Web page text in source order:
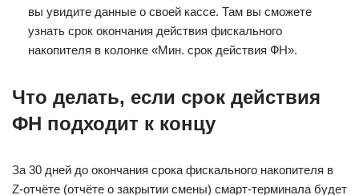
вы увидите данные о своей кассе. Там вы сможете
узнать срок окончания действия фискального
накопителя в колонке «Мин. срок действия ФН».
Что делать, если срок действия
ФН подходит к концу
За 30 дней до окончания срока фискального накопителя в
Z-отчёте (отчёте о закрытии смены) смарт-терминала будет